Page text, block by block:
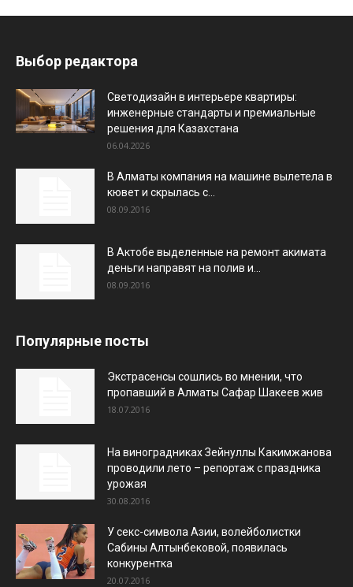
Выбор редактора
Светодизайн в интерьере квартиры:
инженерные стандарты и премиальные
решения для Казахстана
06.04.2026
В Алматы компания на машине вылетела в
кювет и скрылась с...
08.09.2016
В Актобе выделенные на ремонт акимата
деньги направят на полив и...
08.09.2016
Популярные посты
Экстрасенсы сошлись во мнении, что
пропавший в Алматы Сафар Шакеев жив
18.07.2016
На виноградниках Зейнуллы Какимжанова
проводили лето – репортаж с праздника
урожая
30.08.2016
У секс-символа Азии, волейболистки
Сабины Алтынбековой, появилась
конкурентка
20.07.2016